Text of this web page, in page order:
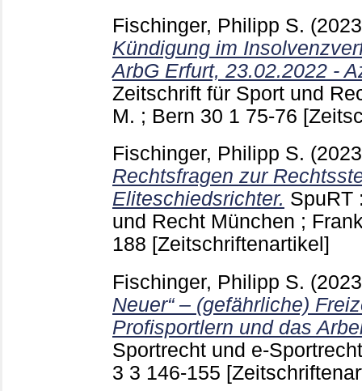
Fischinger, Philipp S.
Kündigung im
ArbG Erfurt, 23.02.2022 -
Zeitschrift für Sport und
M. ; Bern 30 1 75-76
Fischinger, Philipp S.
Rechtsfragen zur
Eliteschiedsrichter. SpuRT
und Recht München ;
188 [Zeitschriftenartikel]
Fischinger, Philipp S.
Neuer“ – (gefährliche)
Profisportlern und das
Sportrecht und e-
3 3 146-155